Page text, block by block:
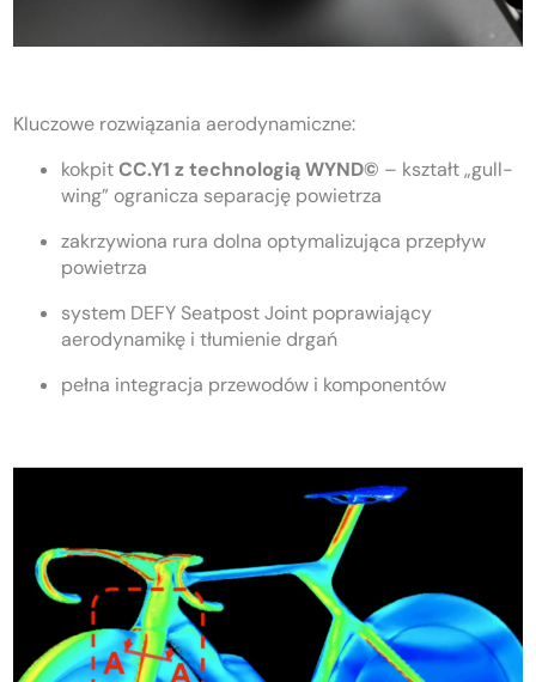
Kluczowe rozwiązania aerodynamiczne:
kokpitCC.Y1 z technologią WYND© – kształt „gull-
wing” ogranicza separację powietrza
zakrzywiona rura dolna optymalizująca przepływ
powietrza
system DEFY Seatpost Joint poprawiający
aerodynamikę i tłumienie drgań
pełna integracja przewodów i komponentów